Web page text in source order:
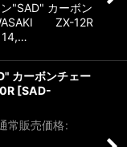
"SAD" カーボン
ZX-12R
14,…
カーボンチェー
[SAD-
常販売価格: